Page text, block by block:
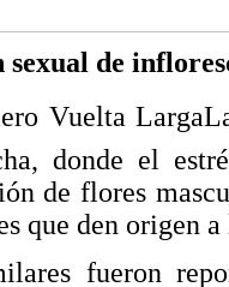
de
Vuelta
donde el
de flores
que den origen
fueron